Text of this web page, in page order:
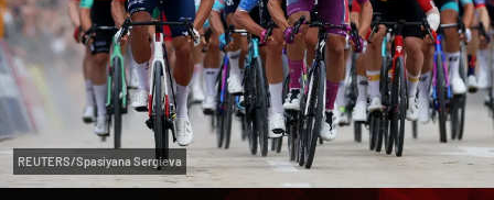
REUTERS/Spasiyana Sergieva